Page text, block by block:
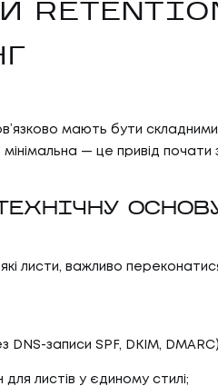
мають бути
мінімальна — це привід
листи, важливо
записи SPF, DKIM,
листів у єдиному стилі;